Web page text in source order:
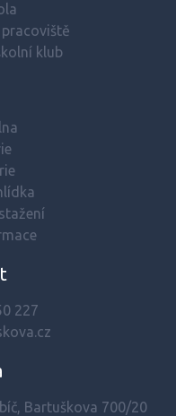
klub
227
Bartuškova 700/20